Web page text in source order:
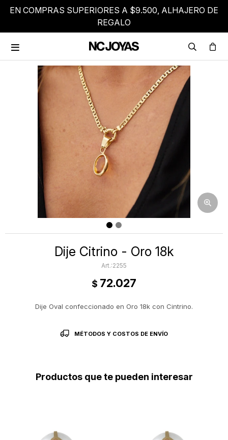
EN COMPRAS SUPERIORES A $9.500, ALHAJERO DE
REGALO

Dije Citrino - Oro 18k
2255
$ 72.027
Dije Oval confeccionado en Oro 18k con Cintrino.
MÉTODOS Y COSTOS DE ENVÍO
Productos que te pueden interesar